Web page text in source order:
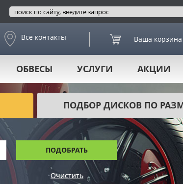
Все контакты Ваша корзина
ОБВЕСЫ УСЛУГИ АКЦИИ
ПОДБОР ДИСКОВ ПО
ПОДОБРАТЬ